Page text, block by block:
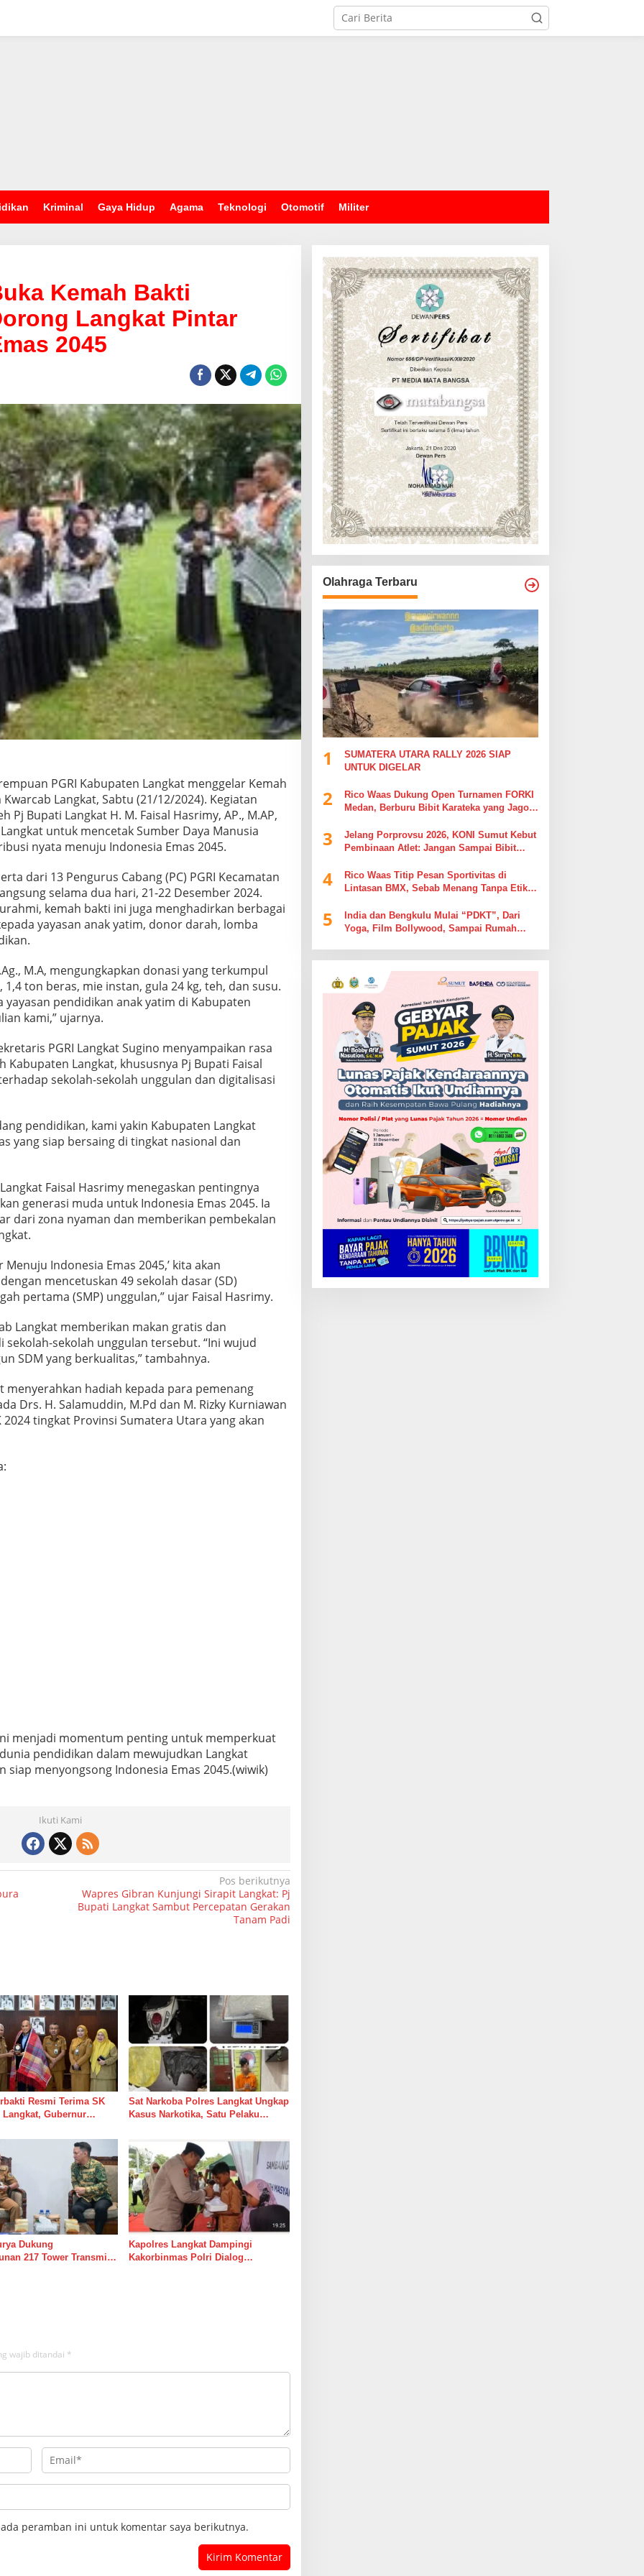
Kriminal Gaya Hidup Agama Teknologi Otomotif Militer
Kemah Bakti
Langkat Pintar
2045
PGRI Kabupaten Langkat menggelar Kemah
Langkat, Sabtu (21/12/2024). Kegiatan
Pj Bupati Langkat H. M. Faisal Hasrimy, AP., M.AP,
untuk mencetak Sumber Daya Manusia
nyata menuju Indonesia Emas 2045.
dari 13 Pengurus Cabang (PC) PGRI Kecamatan
selama dua hari, 21-22 Desember 2024.
kemah bakti ini juga menghadirkan berbagai
yayasan anak yatim, donor darah, lomba
M.A, mengungkapkan donasi yang terkumpul
ton beras, mie instan, gula 24 kg, teh, dan susu.
yayasan pendidikan anak yatim di Kabupaten
kami,” ujarnya.
PGRI Langkat Sugino menyampaikan rasa
Langkat, khususnya Pj Bupati Faisal
sekolah-sekolah unggulan dan digitalisasi
pendidikan, kami yakin Kabupaten Langkat
yang siap bersaing di tingkat nasional dan
Faisal Hasrimy menegaskan pentingnya
generasi muda untuk Indonesia Emas 2045. Ia
dari zona nyaman dan memberikan pembekalan
Indonesia Emas 2045,’ kita akan
mencetuskan 49 sekolah dasar (SD)
pertama (SMP) unggulan,” ujar Faisal Hasrimy.
Langkat memberikan makan gratis dan
sekolah unggulan tersebut. “Ini wujud
SDM yang berkualitas,” tambahnya.
menyerahkan hadiah kepada para pemenang
Drs. H. Salamuddin, M.Pd dan M. Rizky Kurniawan
2024 tingkat Provinsi Sumatera Utara yang akan
menjadi momentum penting untuk memperkuat
pendidikan dalam mewujudkan Langkat
siap menyongsong Indonesia Emas 2045.(wiwik)
Ikuti Kami
Pos berikutnya
Wapres Gibran Kunjungi Sirapit Langkat: Pj
Bupati Langkat Sambut Percepatan Gerakan
Tanam Padi
Resmi Terima SK
Gubernur
Masyarakat
Sat Narkoba Polres Langkat Ungkap
Kasus Narkotika, Satu Pelaku
Dukung
217 Tower Transmisi
Kapolres Langkat Dampingi
Kakorbinmas Polri Dialog
wajib ditandai *
peramban ini untuk komentar saya berikutnya.
Olahraga Terbaru
1
SUMATERA UTARA RALLY 2026 SIAP
UNTUK DIGELAR
2
Rico Waas Dukung Open Turnamen FORKI
Medan, Berburu Bibit Karateka yang Jago
Komentar
3
Jelang Porprovsu 2026, KONI Sumut Kebut
Pembinaan Atlet: Jangan Sampai Bibit
4
Rico Waas Titip Pesan Sportivitas di
Lintasan BMX, Sebab Menang Tanpa Etika
5
India dan Bengkulu Mulai “PDKT”, Dari
Yoga, Film Bollywood, Sampai Rumah